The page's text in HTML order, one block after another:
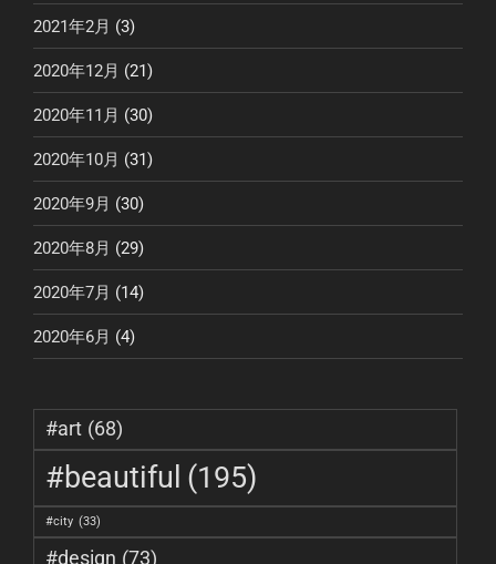
2021年2月 (3)
2020年12月 (21)
2020年11月 (30)
2020年10月 (31)
2020年9月 (30)
2020年8月 (29)
2020年7月 (14)
2020年6月 (4)
#art (68)
#beautiful (195)
#city (33)
#design (73)